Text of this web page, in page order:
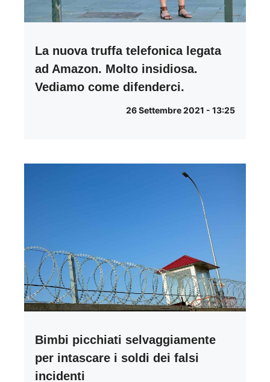
La nuova truffa telefonica legata
ad Amazon. Molto insidiosa.
Vediamo come difenderci.
26 Settembre 2021 - 13:25
Bimbi picchiati selvaggiamente
per intascare i soldi dei falsi
incidenti